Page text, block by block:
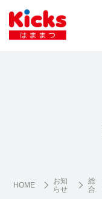
HOME
お知
らせ
総
合